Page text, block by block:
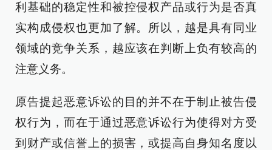
利基础的稳定性和被控侵权产品或行为是否真
实构成侵权也更加了解。所以，越是具有同业
领域的竞争关系，越应该在判断上负有较高的
注意义务。
原告提起恶意诉讼的目的并不在于制止被告侵
权行为，而在于通过恶意诉讼行为使得对方受
到财产或信誉上的损害，或提高自身知名度以